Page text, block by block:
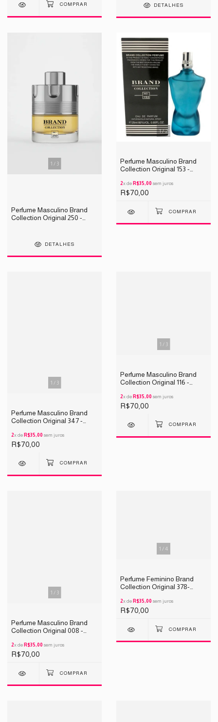
DETALHES
1 / 3
Perfume Masculino Brand
Collection Original 250 -
DETALHES
1/2
Perfume Masculino Brand
Collection Original 153 -
2x de R$35,00 sem juros
R$70,00
1 / 3
Perfume Masculino Brand
Collection Original 347 -
25ML
2x de R$35,00 sem juros
R$70,00
1 / 3
Perfume Masculino Brand
Collection Original 116 -
25ML
2x de R$35,00 sem juros
R$70,00
1 / 3
Perfume Masculino Brand
Collection Original 008 -
25ML
2x de R$35,00 sem juros
R$70,00
1 / 4
Perfume Feminino Brand
Collection Original 378-
25ML
2x de R$35,00 sem juros
R$70,00